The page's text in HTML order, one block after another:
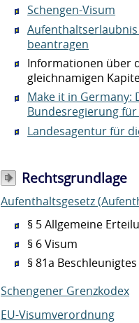
Schengen-Visum
beantragen
Informationen über
gleichnamigen
Make it in
Bundesregierung
Landesagentur für
Rechtsgrundlage
Aufenthaltsgesetz
§ 5 Allgemeine
§ 6 Visum
§ 81a
Schengener Grenzkodex
EU-Visumverordnung